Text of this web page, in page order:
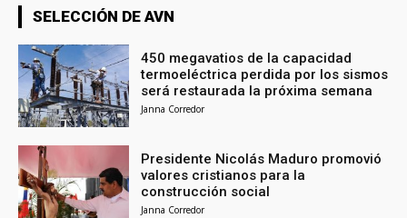
SELECCIÓN DE AVN
450 megavatios de la capacidad
termoeléctrica perdida por los sismos
será restaurada la próxima semana
Janna Corredor
Presidente Nicolás Maduro promovió
valores cristianos para la
construcción social
Janna Corredor